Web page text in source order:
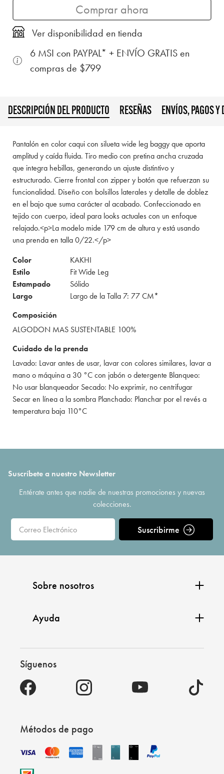
Comprar ahora
Ver disponibilidad en tienda
6 MSI con PAYPAL* + ENVÍO GRATIS en
compras de $799
DESCRIPCIÓN DEL PRODUCTO RESEÑAS ENVÍOS, PAGOS Y
Pantalón en color caqui con silueta wide leg baggy que aporta
amplitud y caída fluida. Tiro medio con pretina ancha cruzada
que integra hebillas, generando un ajuste distintivo y
estructurado. Cierre frontal con zipper y botón que refuerzan su
funcionalidad. Diseño con bolsillos laterales y detalle de doblez
en el bajo que suma carácter al acabado. Confeccionado en
tejido con cuerpo, ideal para looks actuales con un enfoque
relajado.<p>La modelo mide 179 cm de altura y está usando
una prenda en talla 0/22.</p>
Color
KAKHI
Estilo
Fit Wide Leg
Estampado
Sólido
Largo
Largo de la Talla 7: 77 CM*
Composición
ALGODON MAS SUSTENTABLE 100%
Cuidado de la prenda
Lavado: Lavar antes de usar, lavar con colores similares, lavar a
mano o máquina a 30 °C con jabón o detergente Blanqueo:
No usar blanqueador Secado: No exprimir, no centrifugar
Secar en línea a la sombra Planchado: Planchar por el revés a
temperatura baja 110°C
Suscríbete a nuestro Newsletter
Entérate antes que nadie de nuestras promociones y nuevas
colecciones.
Suscribirme
Sobre nosotros
Ayuda
Síguenos
Métodos de pago